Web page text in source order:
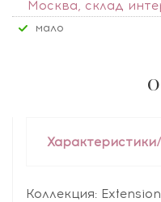
Москва, склад
Мало
О
Коллекция: Extension